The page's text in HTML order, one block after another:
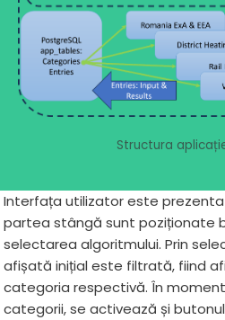
Structura
Interfața utilizator este
partea stângă sunt poziționate
selectarea algoritmului. Prin
afișată inițial este filtrată, fiind
categoria respectivă. În
categorii, se activează și